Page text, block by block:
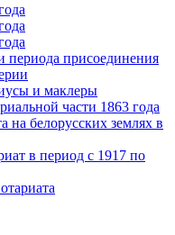
периода присоединения
и маклеры
части 1863 года
на белорусских землях в
в период с 1917 по